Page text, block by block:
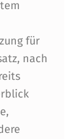
für
nach